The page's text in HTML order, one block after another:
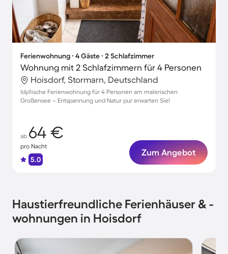
Ferienwohnung ∙ 4 Gäste ∙ 2 Schlafzimmer
Wohnung mit 2 Schlafzimmern für 4 Personen
Hoisdorf, Stormarn, Deutschland
Idyllische Ferienwohnung für 4 Personen am malerischen
Großensee – Entspannung und Natur pur erwarten Sie!
ab 64 €
pro Nacht
5.0
Zum Angebot
Haustierfreundliche Ferienhäuser & -
wohnungen in Hoisdorf